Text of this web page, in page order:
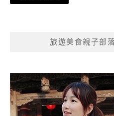
章
旅遊美食親子部